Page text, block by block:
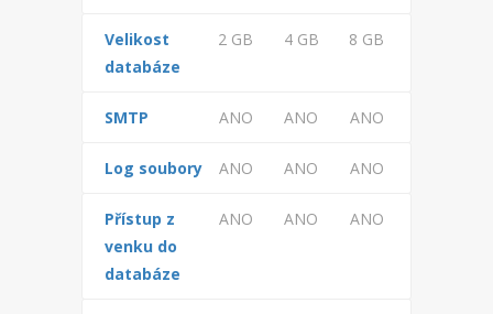
PROPAGACE
VŠEOBECNÉ PODMÍNKY
OCHRANA OSOBNÍCH ÚDAJŮ
Velikost
databáze
2 GB 4 GB 8 GB
SMTP ANO ANO ANO
Log soubory ANO ANO ANO
Přístup z
venku do
databáze
ANO ANO ANO